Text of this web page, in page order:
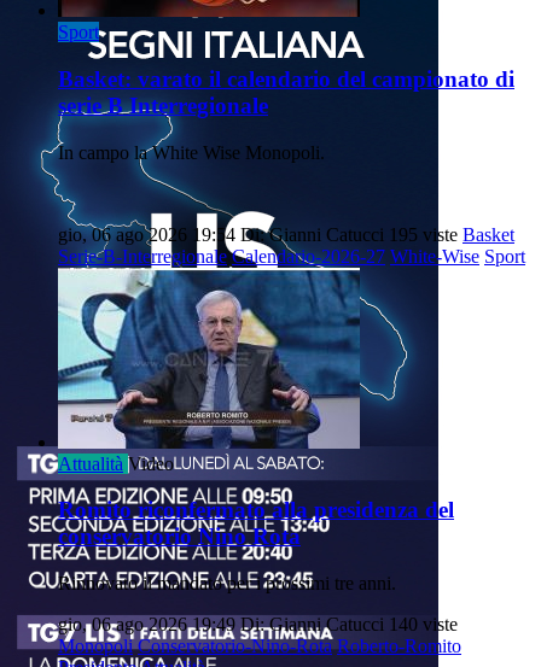
Sport
Basket: varato il calendario del campionato di
serie B Interregionale
In campo la White Wise Monopoli.
gio, 06 ago 2026 19:54 Di: Gianni Catucci 195 viste Basket
Serie-B-Interregionale Calendario-2026-27 White-Wise Sport
Attualità Video
Romito riconfermato alla presidenza del
conservatorio Nino Rota
Rinnovato il mandato per i prossimi tre anni.
gio, 06 ago 2026 19:49 Di: Gianni Catucci 140 viste
Monopoli Conservatorio-Nino-Rota Roberto-Romito